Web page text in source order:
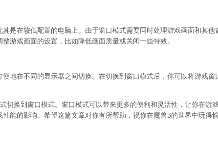
是在较低配置的电脑上。由于窗口模式需要同时处理游戏画面和其
游戏画面的设置，比如降低画面质量或关闭一些特效。
地在不同的显示器之间切换。在切换到窗口模式后，你可以将游戏
切换到窗口模式。窗口模式可以带来更多的便利和灵活性，让你在游
能的影响。希望这篇文章对你有所帮助，祝你在魔兽3的世界中玩得愉